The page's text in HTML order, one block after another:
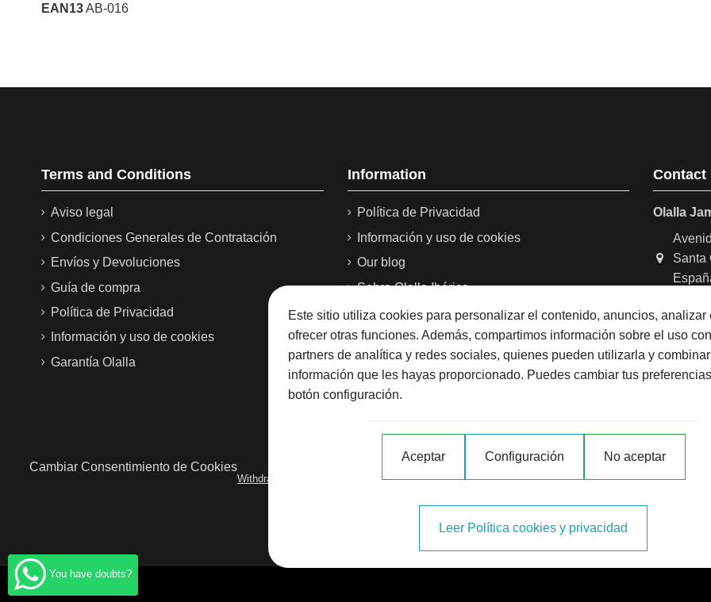
Este sitio utiliza cookies para personalizar el contenido, anuncios, analizar
ofrecer otras funciones. Además, compartimos información sobre el uso
partners de analítica y redes sociales, quienes pueden utilizarla y
información que les hayas proporcionado. Puedes cambiar tus
botón configuración.
Aceptar Configuración No aceptar
Leer Política cookies y privacidad
You have doubts?
EAN13AB-016
Can the 3 Claveles Butcher Knife be washed in the dishwasher?
What material is the knife made of?
Terms and Conditions
Aviso legal
Condiciones Generales de Contratación
Envíos y Devoluciones
Guía de compra
Política de Privacidad
Información y uso de cookies
Garantía Olalla
Information
Política de Privacidad
Información y uso de cookies
Our blog
Sobre Olalla Ibérica
Historia de Olalla
Denominación de Origen
Hostelería y Distribuidores
FAQ'S
Contact
Olalla
Santa
+34
7:00 PM
Cambiar Consentimiento de Cookies
Withdraw from the contract here